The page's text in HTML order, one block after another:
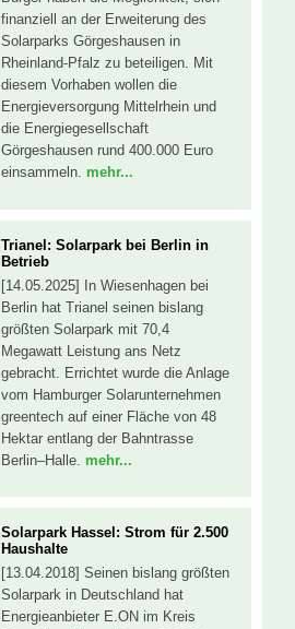
finanziell an der Erweiterung des
Solarparks Görgeshausen in
Rheinland-Pfalz zu beteiligen. Mit
diesem Vorhaben wollen die
Energieversorgung Mittelrhein und
die Energiegesellschaft
Görgeshausen rund 400.000 Euro
einsammeln. mehr...
Trianel: Solarpark bei Berlin in
Betrieb
[14.05.2025] In Wiesenhagen bei
Berlin hat Trianel seinen bislang
größten Solarpark mit 70,4
Megawatt Leistung ans Netz
gebracht. Errichtet wurde die Anlage
vom Hamburger Solarunternehmen
greentech auf einer Fläche von 48
Hektar entlang der Bahntrasse
Berlin–Halle. mehr...
Solarpark Hassel: Strom für 2.500
Haushalte
[13.04.2018] Seinen bislang größten
Solarpark in Deutschland hat
Energieanbieter E.ON im Kreis